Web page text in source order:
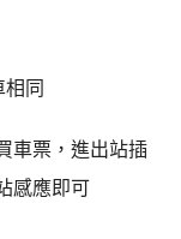
同
車票，進出站插
感應即可